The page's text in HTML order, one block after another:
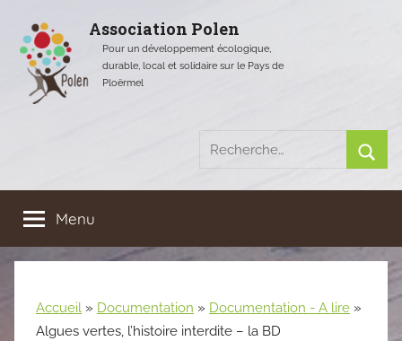
contenu
Association Polen
Pour un développement écologique,
durable, local et solidaire sur le Pays de
Ploërmel
Recherche
pour
:
Menu
Accueil » Documentation » Documentation - A lire »
Algues vertes, l’histoire interdite – la BD